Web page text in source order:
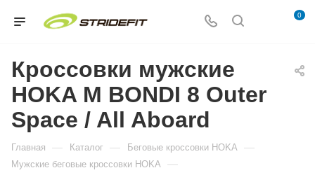
0
Кроссовки мужские
HOKA M BONDI 8 Outer
Space / All Aboard
Главная — Каталог — Беговые кроссовки HOKA —
Мужские беговые кроссовки HOKA —